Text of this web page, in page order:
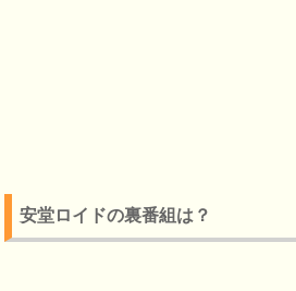
安堂ロイドの裏番組は？